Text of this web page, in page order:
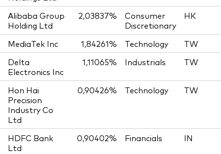
Alibaba Group
Holding Ltd
2,03837%
Consumer
Discretionary
HK
MediaTek Inc 1,84261% Technology
TW
Delta
Electronics Inc
1,11065% Industrials TW
Hon Hai
Precision
Industry Co
Ltd
0,90426% Technology TW
HDFC Bank
Ltd
0,90402% Financials IN